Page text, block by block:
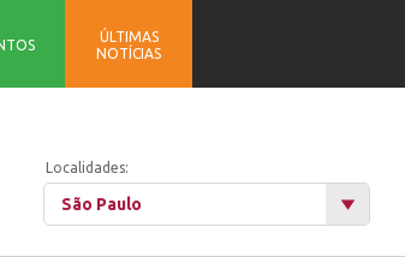
ÚLTIMAS
NOTÍCIAS
Localidades:
São Paulo